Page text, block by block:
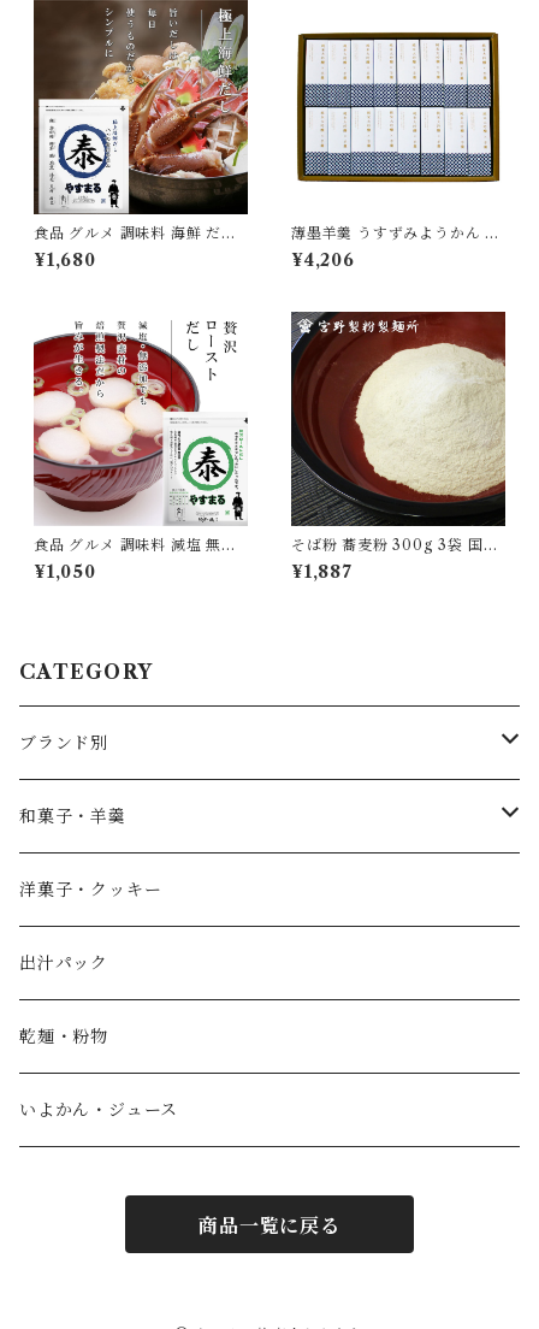
食品 グルメ 調味料 海鮮 だし
出汁 パック 30包入り 極上 テ
ィーパック やすまる [ysmr-k
¥1,680
薄墨羊羹 うすずみようかん 純
米大吟醸 16個 セット 無添加
【送料無料】 [yokan-jkz-set
¥4,206
食品 グルメ 調味料 減塩 無添
加 だし 出汁 パック 20包入り
贅沢 ロースト ティーパック や
¥1,050
そば粉 蕎麦粉 300g 3袋 国産
100％ 自家製粉 無添加 食品
グルメ 粉物 [myn-sbk-03]
¥1,887
CATEGORY
ブランド別
薄墨羊羹
やすまるだし
宮野製粉製麺所
IoLy
和泉農園
和菓子・羊羹
こざくら
どら焼き
ウスズミキューブ
薄墨羊羹小棹
水ようかん [夏季限定]
洋菓子・クッキー
出汁パック
乾麺・粉物
いよかん・ジュース
商品一覧に戻る